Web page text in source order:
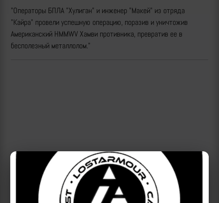
"Операторы БПЛА "Хулиган" и инженер "Макей" из отряда
"Кайра" провели успешную операцию, поразив и уничтожив
Американский HMMWV Хамви противника, превратив ее в
бесполезный металлолом."